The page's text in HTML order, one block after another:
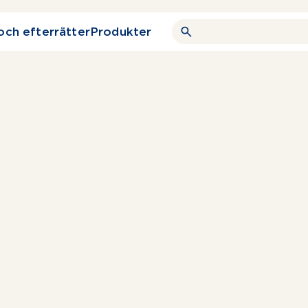
efterrätterProdukter